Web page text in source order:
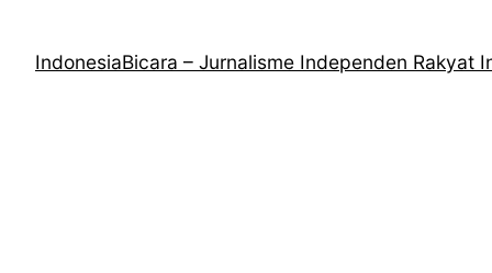
kontenIndonesiaBicara – Jurnalisme Independen Rakyat